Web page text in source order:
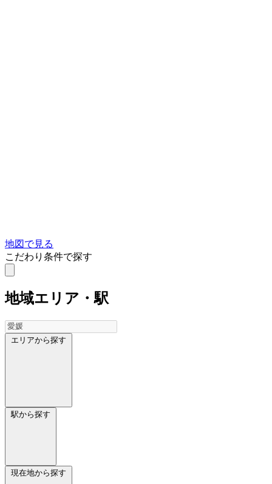
地図で見る
こだわり条件で探す
地域エリア・駅
エリアから探す
駅から探す
現在地から探す